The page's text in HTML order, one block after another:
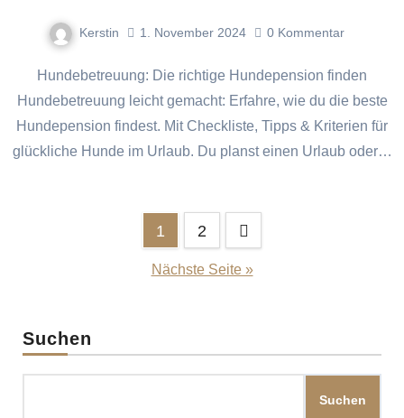
Kerstin 1. November 2024 0 Kommentar
Hundebetreuung: Die richtige Hundepension finden
Hundebetreuung leicht gemacht: Erfahre, wie du die beste
Hundepension findest. Mit Checkliste, Tipps & Kriterien für
glückliche Hunde im Urlaub. Du planst einen Urlaub oder…
Seitennummerierung
1 2
Nächste Seite »
Suchen
Suchen